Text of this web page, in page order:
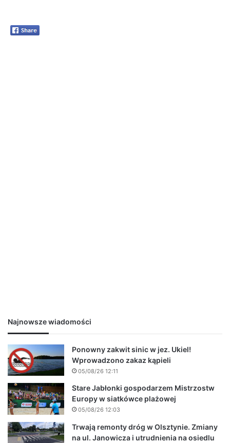
Najnowsze wiadomości
Ponowny zakwit sinic w jez. Ukiel!
Wprowadzono zakaz kąpieli
05/08/26 12:11
Stare Jabłonki gospodarzem Mistrzostw
Europy w siatkówce plażowej
05/08/26 12:03
Trwają remonty dróg w Olsztynie. Zmiany
na ul. Janowicza i utrudnienia na osiedlu